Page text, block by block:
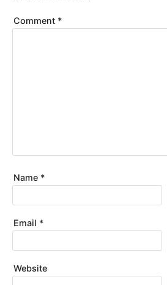
Comment *
Name *
Email *
Website